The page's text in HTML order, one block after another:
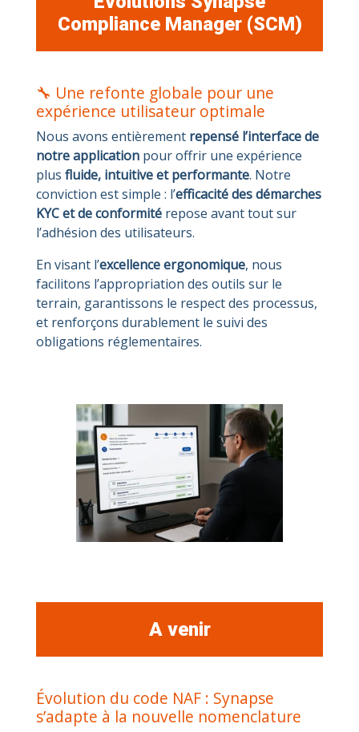
Compliance Manager (SCM)
🔧 Une refonte globale pour une
expérience utilisateur optimale
Nous avons entièrement repensé l’interface de
notre application pour offrir une expérience
plus fluide, intuitive et performante. Notre
conviction est simple : l’efficacité des démarches
KYC et de conformité repose avant tout sur
l’adhésion des utilisateurs.
En visant l’excellence ergonomique, nous
facilitons l’appropriation des outils sur le
terrain, garantissons le respect des processus,
et renforçons durablement le suivi des
obligations réglementaires.
A venir
Évolution du code NAF : Synapse
s’adapte à la nouvelle nomenclature